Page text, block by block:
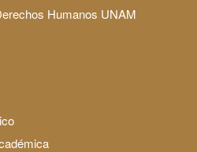
Humanos UNAM